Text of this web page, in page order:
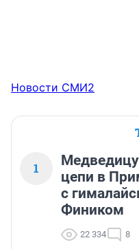
Новости СМИ2
1
цепи в
с
Фиником
22 334 8